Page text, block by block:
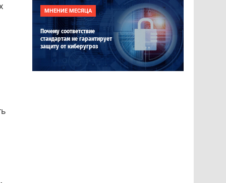
МНЕНИЕ МЕСЯЦА
Почему соответствие
стандартам не гарантирует
защиту от киберугроз